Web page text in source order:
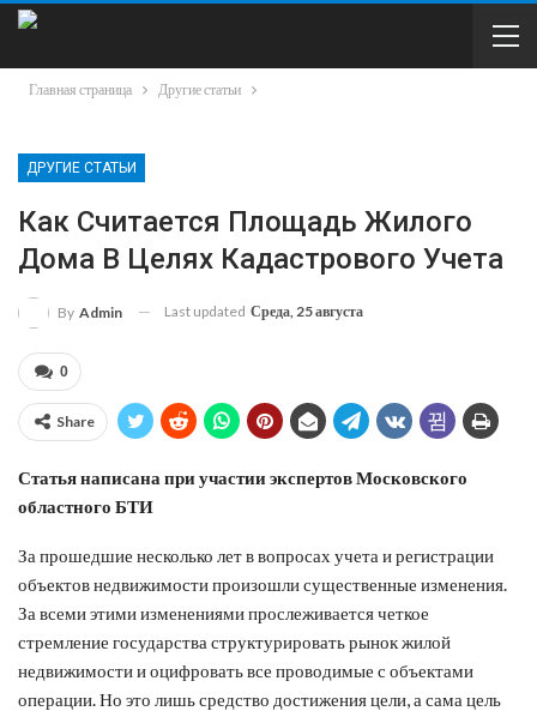
Главная страница Другие статьи
ДРУГИЕ СТАТЬИ
Как Считается Площадь Жилого
Дома В Целях Кадастрового Учета
By Admin Last updated Среда, 25 августа
0
Share
Статья написана при участии экспертов Московского
областного БТИ
За прошедшие несколько лет в вопросах учета и регистрации
объектов недвижимости произошли существенные изменения.
За всеми этими изменениями прослеживается четкое
стремление государства структурировать рынок жилой
недвижимости и оцифровать все проводимые с объектами
операции. Но это лишь средство достижения цели, а сама цель